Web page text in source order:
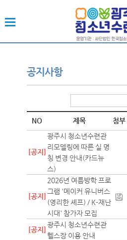
공지사항
NO 제목 첨부
[공지]
광주시 청소년수련관
리모델링에 따른 실 명
칭 변경 안내(카드뉴
스)
[공지]
2026년 여름방학 프로
그램 '메이커 유니버스
(영리한 셰프) / K-재난
시대' 참가자 모집
[공지]
광주시 청소년수련관
헬스장 이용 안내